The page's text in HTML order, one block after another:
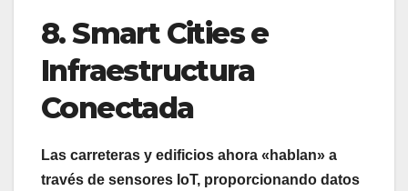
8. Smart Cities e
Infraestructura
Conectada
Las carreteras y edificios ahora «hablan» a
través de sensores IoT, proporcionando datos